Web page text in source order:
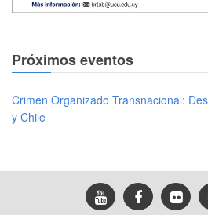
Próximos eventos
Crimen Organizado Transnacional:
y Chile